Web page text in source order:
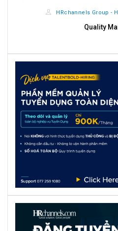
HRchannels Group -
Quality